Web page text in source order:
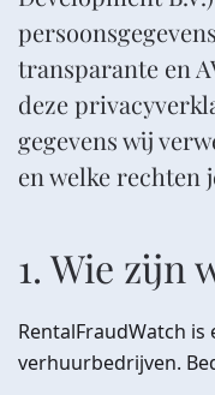
transparante en
deze
gegevens wij
en welke rechten
1. Wie zijn
RentalFraudWatch
verhuurbedrijven.